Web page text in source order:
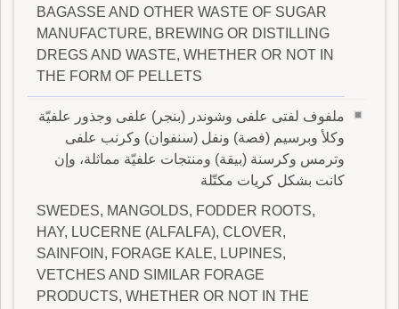
BAGASSE AND OTHER WASTE OF SUGAR
MANUFACTURE, BREWING OR DISTILLING
DREGS AND WASTE, WHETHER OR NOT IN
THE FORM OF PELLETS
ملفوف لفتى علفى وشوندر (بنجر) علفى وجذور علفيّة
وكلأ وبرسيم (فصة) ونفل (سنفوان) وكرنب علفى
وترمس وكرسنة (بيقة) ومنتجات علفيّة مماثلة، وإن
كانت بشكل كريات مكتّلة
SWEDES, MANGOLDS, FODDER ROOTS,
HAY, LUCERNE (ALFALFA), CLOVER,
SAINFOIN, FORAGE KALE, LUPINES,
VETCHES AND SIMILAR FORAGE
PRODUCTS, WHETHER OR NOT IN THE